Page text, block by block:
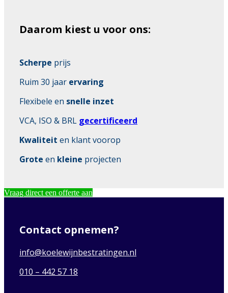
Daarom kiest u voor ons:
Scherpe prijs
Ruim 30 jaar ervaring
Flexibele en snelle inzet
VCA, ISO & BRL gecertificeerd
Kwaliteit en klant voorop
Grote en kleine projecten
Vraag direct een offerte aan
Contact opnemen?
info@koelewijnbestratingen.nl
010 – 442 57 18